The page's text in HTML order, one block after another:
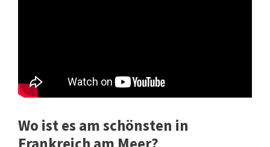
Wo ist es am schönsten in
Frankreich am Meer?